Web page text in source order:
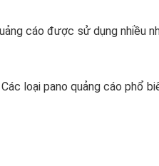
cáo được sử dụng nhiều